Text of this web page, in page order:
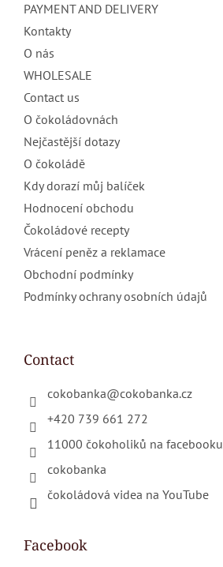
PAYMENT AND DELIVERY
Kontakty
O nás
WHOLESALE
Contact us
O čokoládovnách
Nejčastější dotazy
O čokoládě
Kdy dorazí můj balíček
Hodnocení obchodu
Čokoládové recepty
Vrácení peněz a reklamace
Obchodní podmínky
Podmínky ochrany osobních údajů
Contact
cokobanka@cokobanka.cz
+420 739 661 272
11000 čokoholiků na facebooku
cokobanka
čokoládová videa na YouTube
Facebook